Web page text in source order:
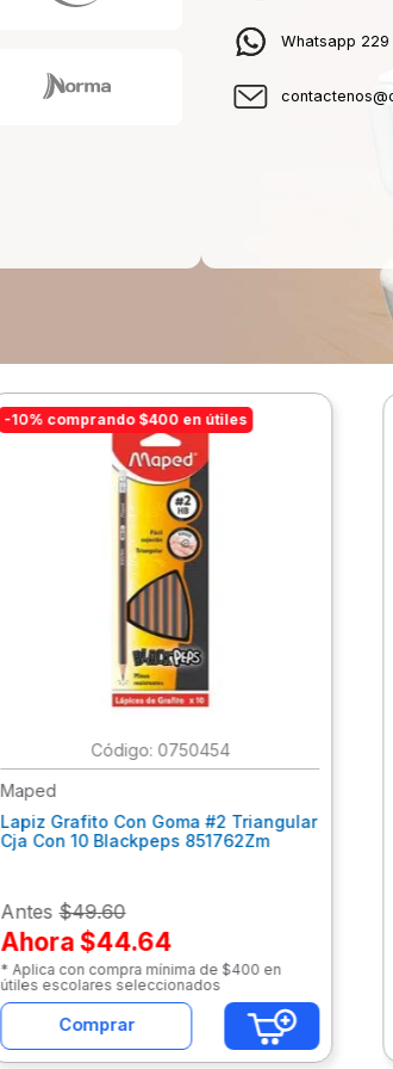
Whatsapp 229
-10% comprando $400 en útiles
: 0750454
Maped
Lapiz Grafito Con Goma #2 Triangular
Cja Con 10 Blackpeps 851762Zm
Antes$49.60
Ahora$44.64
* Aplica con compra mínima de $400 en
útiles escolares seleccionados
Comprar